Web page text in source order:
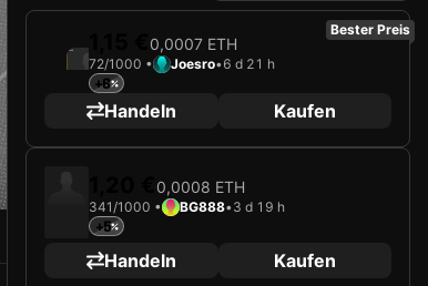
Bester Preis
2026
HARUYA FUJII
Verteidiger
Karte wird geladen …
0,0007 ETH
72/1000 • Joesro•6 d 21 h
+6
Handeln Kaufen
0,0008 ETH
341/1000 • BG888•3 d 19 h
+5
Handeln Kaufen